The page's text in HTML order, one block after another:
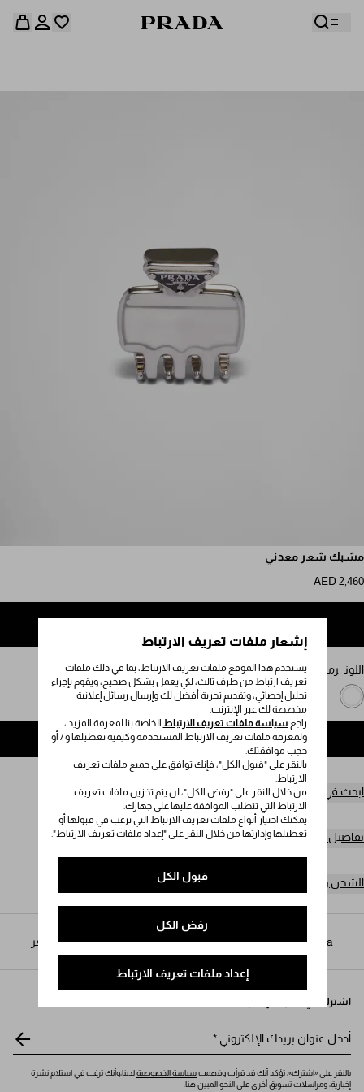
إشعار ملفات تعريف الارتباط
يستخدم هذا الموقع ملفات تعريف الارتباط، بما في ذلك ملفات
تعريف ارتباط من طرف ثالث، لكي يعمل بشكل صحيح، ويقوم بإجراء
تحليل إحصائي، وتقديم تجربة أفضل لك وإرسال رسائل إعلانية
مخصصة لك عبر الإنترنت.
راجع سياسة ملفات تعريف الارتباط الخاصة بنا لمعرفة المزيد ،
ولمعرفة ملفات تعريف الارتباط المستخدمة وكيفية تعطيلها و / أو
حجب موافقتك.
بالنقر على "قبول الكل"، فإنك توافق على جميع ملفات تعريف
الارتباط.
من خلال النقر على "رفض الكل"، لن يتم تخزين ملفات تعريف
الارتباط التي تتطلب الموافقة عليها على جهازك.
يمكنك اختيار أنواع ملفات تعريف الارتباط التي ترغب في قبولها أو
تعطيلها وإدارتها من خلال النقر على "إعداد ملفات تعريف الارتباط".
قبول الكل
رفض الكل
إعداد ملفات تعريف الارتباط
قائمة أمنياتك فارغة. استكشفوا المجموعات، واحفظوا
مشبك شعر معدني
AED 2,460
اللون رمادي فولاذي
إضافة إلى حقيبة التسوق
ابحث في المتجر
تفاصيل المنتج
الشحن وعمليات الإرجاع مجاناً
Prada
/ النساء / الأكسسوارات / أطواق وأكسسوارات الشعر
اشترك في نشرتنا الإخبارية
أدخل عنوان بريدك الإلكتروني *
بالنقر على «اشترك»، تؤكد أنك قد قرأت وفهمتسياسة الخصوصيةلدينا،وأنك ترغب في استلام نشرة
إخبارية، ومراسلات تسويق أخرى على النحو المبين هنا.